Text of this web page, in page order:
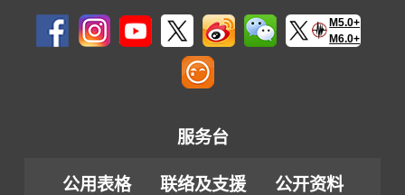
M5.0+
M6.0+
服务台
公用表格 联络及支援
公开资料